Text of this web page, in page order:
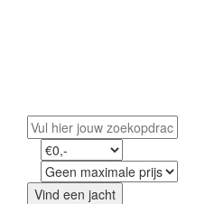
Vind een jacht